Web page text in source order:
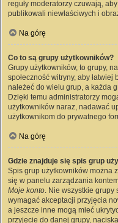
reguły moderatorzy czuwają,
publikowali niewłaściwych i
Na górę
Co to są grupy użytkowników?
Grupy użytkowników, to grupy,
społeczność witryny, aby
należeć do wielu grup, a każda
Dzięki temu administratorzy
użytkowników naraz, nadawać
użytkownikom do prywatnego
Na górę
Gdzie znajduje się spis grup
Spis grup użytkowników można
się w panelu zarządzania
Moje konto. Nie wszystkie grupy
wymagać akceptacji przyjęcia
a jeszcze inne mogą mieć
przyjęcie do danej grupy,